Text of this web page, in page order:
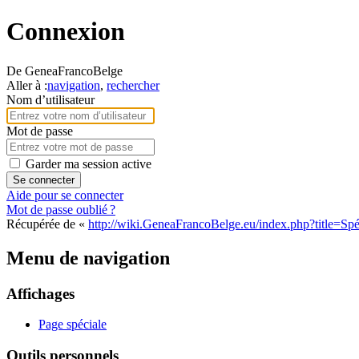
Connexion
De GeneaFrancoBelge
Aller à :navigation, rechercher
Nom d’utilisateur
Mot de passe
Garder ma session active
Se connecter
Aide pour se connecter
Mot de passe oublié ?
Récupérée de « http://wiki.GeneaFrancoBelge.eu/
Menu de navigation
Affichages
Page spéciale
Outils personnels